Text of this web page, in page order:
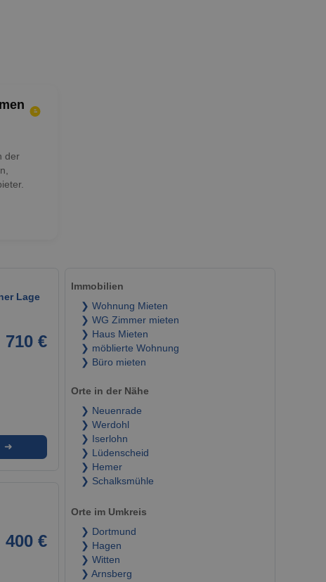
der
Lage
710 €
➜
400 €
Immobilien
❯ Wohnung Mieten
❯ WG Zimmer mieten
❯ Haus Mieten
❯ möblierte Wohnung
❯ Büro mieten
Orte in der Nähe
❯ Neuenrade
❯ Werdohl
❯ Iserlohn
❯ Lüdenscheid
❯ Hemer
❯ Schalksmühle
Orte im Umkreis
❯ Dortmund
❯ Hagen
❯ Witten
❯ Arnsberg